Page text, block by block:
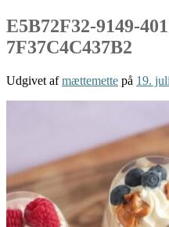
E5B72F32-9149-
7F37C4C437B2
Udgivet afmættemette på 19.